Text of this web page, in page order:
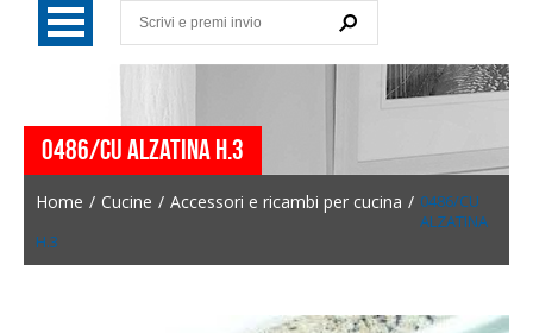
0486/CU ALZATINA H.3
Home / Cucine / Accessori e ricambi per cucina / 0486/CU
ALZATINA
H.3